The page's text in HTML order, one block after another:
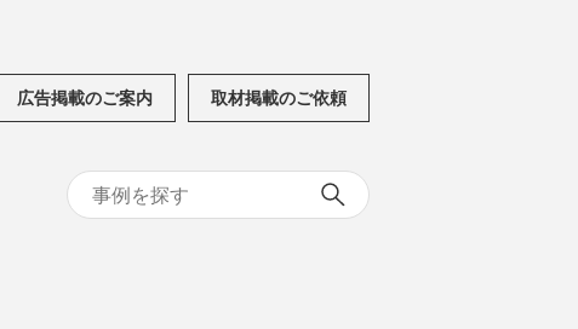
広告掲載のご案内 取材掲載のご依頼